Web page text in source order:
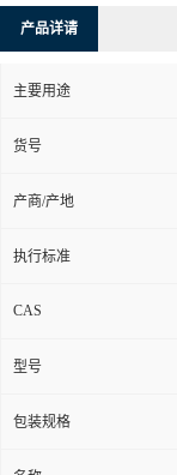
产品详请
主要用途
货号
产商/产地
执行标准
CAS
型号
包装规格